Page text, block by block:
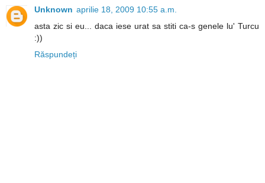
Unknown aprilie 18, 2009 10:55 a.m.
asta zic si eu... daca iese urat sa stiti ca-s genele lu' Turcu
:))
Răspundeți